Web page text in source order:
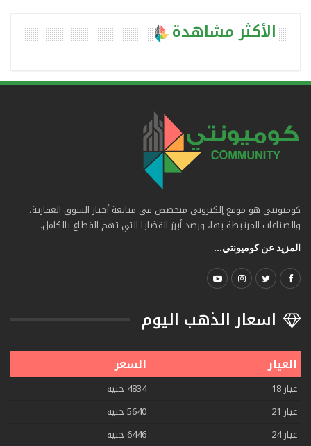
الأكثر مشاهدة
كوميونتي هو موقع إلكتروني متخصص في متابعة أخبار السوق العقارية،
والصناعات المرتبطة بها، ورصد أبرز القضايا التي تهم القطاع بالكامل.
المزيد عن كوميونتي...
اسعار الذهب اليوم
العيار السعر
عيار 18
4834 جنيه
عيار 21
5640 جنيه
عيار 24
6446 جنيه